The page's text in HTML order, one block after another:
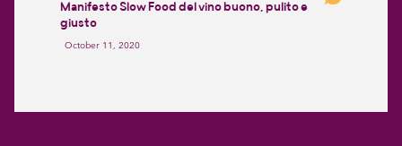
Manifesto Slow Food del vino buono, pulito e
giusto
October 11, 2020